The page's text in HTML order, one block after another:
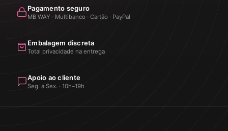
Pagamento seguro
MB WAY · Multibanco · Cartão · PayPal
Embalagem discreta
Total privacidade na entrega
Apoio ao cliente
Seg. a Sex. · 10h–19h